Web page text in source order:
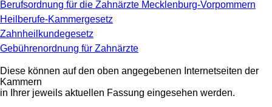
Berufsordnung für die Zahnärzte Mecklenburg-Vorpommern
Heilberufe-Kammergesetz
Zahnheilkundegesetz
Gebührenordnung für Zahnärzte
Diese können auf den oben angegebenen Internetseiten der
Kammern
in Ihrer jeweils aktuellen Fassung eingesehen werden.